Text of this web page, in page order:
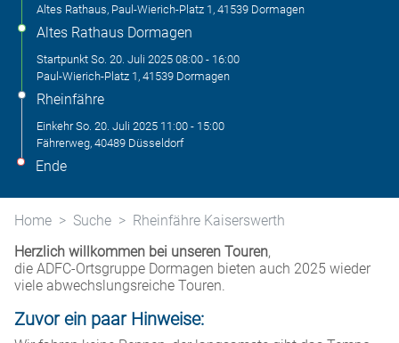
Altes Rathaus, Paul-Wierich-Platz 1, 41539 Dormagen
Altes Rathaus Dormagen
Startpunkt So. 20. Juli 2025 08:00 - 16:00
Paul-Wierich-Platz 1, 41539 Dormagen
Rheinfähre
Einkehr So. 20. Juli 2025 11:00 - 15:00
Fährerweg, 40489 Düsseldorf
Ende
Home Suche
Rheinfähre Kaiserswerth
Herzlich willkommen bei unseren Touren,
die ADFC-Ortsgruppe Dormagen bieten auch 2025 wieder
viele abwechslungsreiche Touren.
Zuvor ein paar Hinweise: